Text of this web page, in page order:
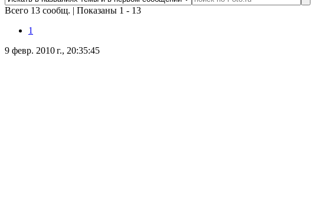
Всего 13 сообщ. | Показаны 1 - 13
1
9 февр. 2010 г., 20:35:45